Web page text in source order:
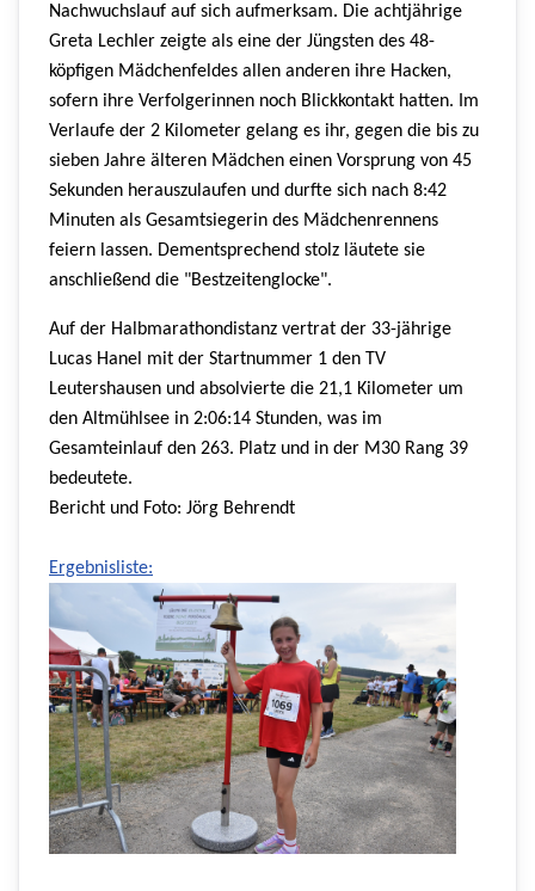
Nachwuchslauf auf sich aufmerksam. Die achtjährige
Greta Lechler zeigte als eine der Jüngsten des 48-
köpfigen Mädchenfeldes allen anderen ihre Hacken,
sofern ihre Verfolgerinnen noch Blickkontakt hatten. Im
Verlaufe der 2 Kilometer gelang es ihr, gegen die bis zu
sieben Jahre älteren Mädchen einen Vorsprung von 45
Sekunden herauszulaufen und durfte sich nach 8:42
Minuten als Gesamtsiegerin des Mädchenrennens
feiern lassen. Dementsprechend stolz läutete sie
anschließend die "Bestzeitenglocke".
Auf der Halbmarathondistanz vertrat der 33-jährige
Lucas Hanel mit der Startnummer 1 den TV
Leutershausen und absolvierte die 21,1 Kilometer um
den Altmühlsee in 2:06:14 Stunden, was im
Gesamteinlauf den 263. Platz und in der M30 Rang 39
bedeutete.
Bericht und Foto: Jörg Behrendt
Ergebnisliste: